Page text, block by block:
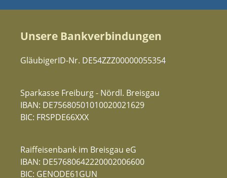
Unsere Bankverbindungen
GläubigerID-Nr. DE54ZZZ00000055354
Sparkasse Freiburg - Nördl. Breisgau
IBAN: DE75680501010020021629
BIC: FRSPDE66XXX
Raiffeisenbank im Breisgau eG
IBAN: DE57680642220002006600
BIC: GENODE61GUN